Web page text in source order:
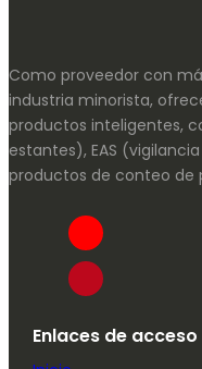
Como proveedor con
industria minorista,
productos inteligentes,
estantes), EAS
productos de conteo de
Enlaces de